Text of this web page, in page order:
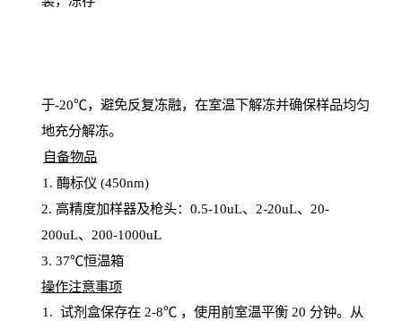
于-20℃，避免反复冻融，在室温下解冻并确保样品均匀
地充分解冻。
自备物品
1 . 酶标仪 (450nm)
2. 高精度加样器及枪头： 0.5-10uL、 2-20uL、 20-
200uL、 200-1000uL
3. 37℃恒温箱
操作注意事项
1. 试剂盒保存在 2-8℃ ，使用前室温平衡 20 分钟。从